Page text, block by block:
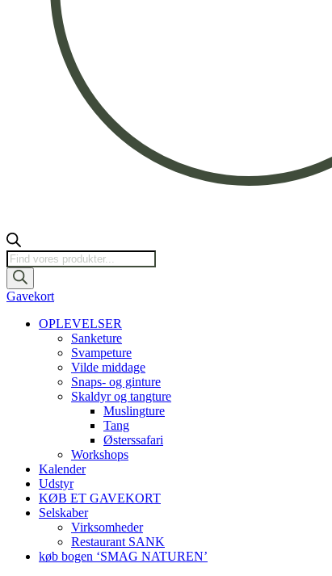
Products
search
Gavekort
OPLEVELSER
Sanketure
Svampeture
Vilde middage
Snaps- og ginture
Skaldyr og tangture
Muslingture
Tang
Østerssafari
Workshops
Kalender
Udstyr
KØB ET GAVEKORT
Selskaber
Virksomheder
Restaurant SANK
køb bogen ‘SMAG NATUREN’